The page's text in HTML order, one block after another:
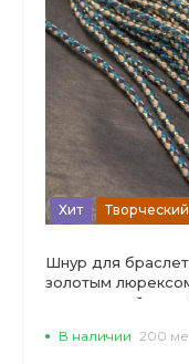
Хит
Шнур для
золотым
темно-синий,
В наличии 200